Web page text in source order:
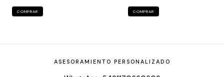
COMPRAR COMPRAR
ASESORAMIENTO PERSONALIZADO